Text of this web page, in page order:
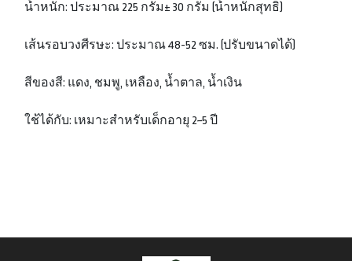
น้ำหนัก: ประมาณ 225 กรัม± 30 กรัม (น้ำหนักสุทธิ)
เส้นรอบวงศีรษะ: ประมาณ 48-52 ซม. (ปรับขนาดได้)
สีของสี: แดง, ชมพู, เหลือง, น้ำตาล, น้ำเงิน
ใช้ได้กับ: เหมาะสำหรับเด็กอายุ 2~5 ปี